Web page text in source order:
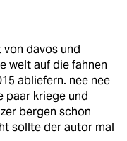
davos und
welt auf die fahnen
abliefern. nee nee
paar kriege und
bergen schon
sollte der autor mal